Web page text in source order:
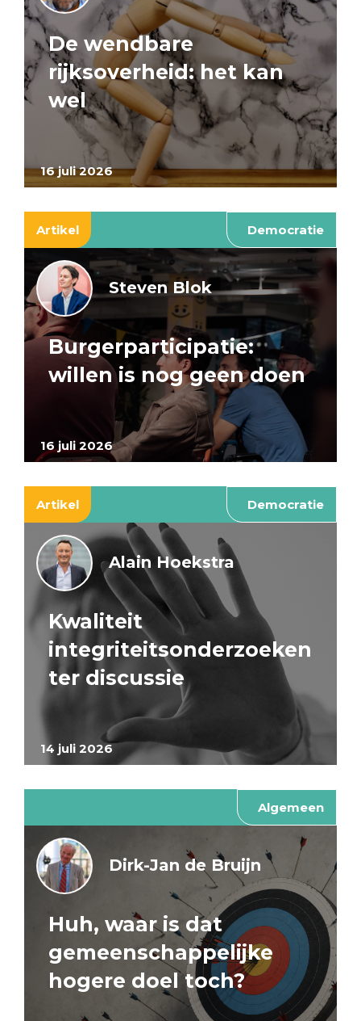
16 juli 2026
De wendbare
rijksoverheid: het kan
wel
Artikel Democratie
16 juli 2026
Steven Blok
Burgerparticipatie:
willen is nog geen doen
Artikel Democratie
14 juli 2026
Alain Hoekstra
Kwaliteit
integriteitsonderzoeken
ter discussie
Algemeen
Dirk-Jan de Bruijn
Huh, waar is dat
gemeenschappelijke
hogere doel toch?